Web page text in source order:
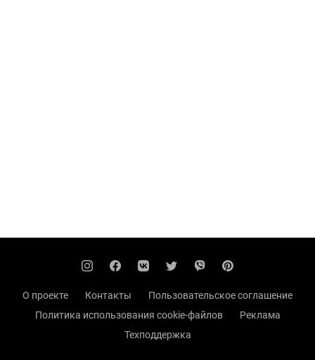
О проекте Контакты
Пользовательское соглашение
Политика использования cookie-файлов
Реклама
Техподдержка